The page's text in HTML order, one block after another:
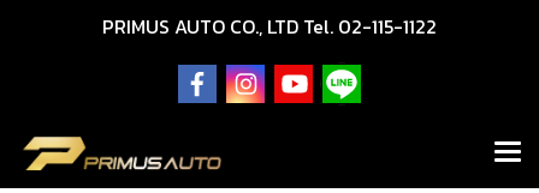
PRIMUS AUTO CO., LTD Tel. 02-115-1122